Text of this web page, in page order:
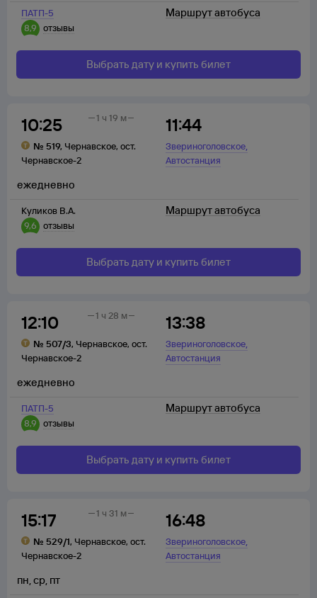
ПАТП-5
8,9
отзывы
Маршрут автобуса
Выбрать дату и купить билет
10:25
№ 519, Чернавское, ост.
Чернавское-2
11:44
Звериноголовское,
Автостанция
1 ч 19 м
Куликов В.А.
9,6
отзывы
ежедневно
Маршрут автобуса
Выбрать дату и купить билет
12:10
№ 507/3, Чернавское, ост.
Чернавское-2
13:38
Звериноголовское,
Автостанция
1 ч 28 м
ПАТП-5
8,9
отзывы
ежедневно
Маршрут автобуса
Выбрать дату и купить билет
15:17
№ 529/1, Чернавское, ост.
Чернавское-2
16:48
Звериноголовское,
Автостанция
1 ч 31 м
пн,ср, пт